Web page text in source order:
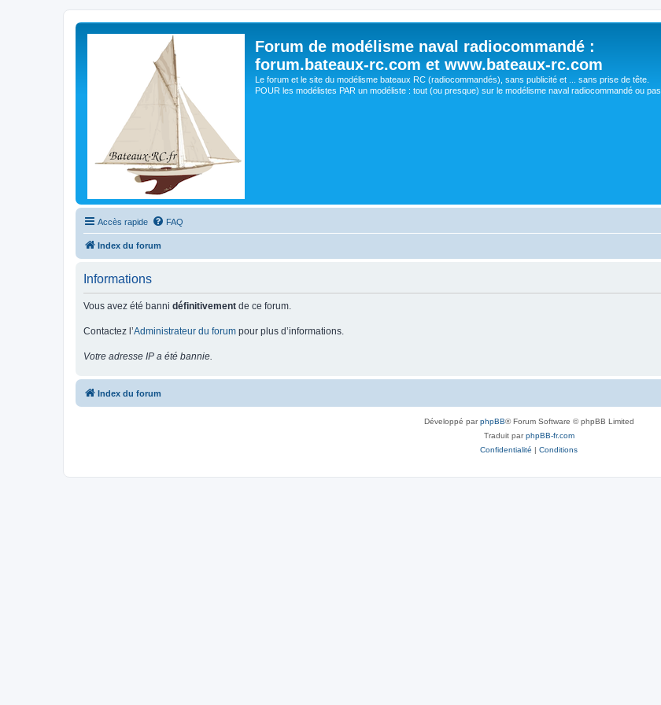
Forum de modélisme naval radiocommandé :
forum.bateaux-rc.com et www.bateaux-rc.com
Le forum et le site du modélisme bateaux RC (radiocommandés), sans publicité et ... sans prise de tête.
POUR les modélistes PAR un modéliste : tout (ou presque) sur le modélisme naval radiocommandé ou pas.
Accès rapide FAQ
Index du forum
Informations
Vous avez été banni définitivement de ce forum.
Contactez l’Administrateur du forum pour plus d’informations.
Votre adresse IP a été bannie.
Index du forum
Développé parphpBB® Forum Software © phpBB Limited
Traduit parphpBB-fr.com
Confidentialité | Conditions